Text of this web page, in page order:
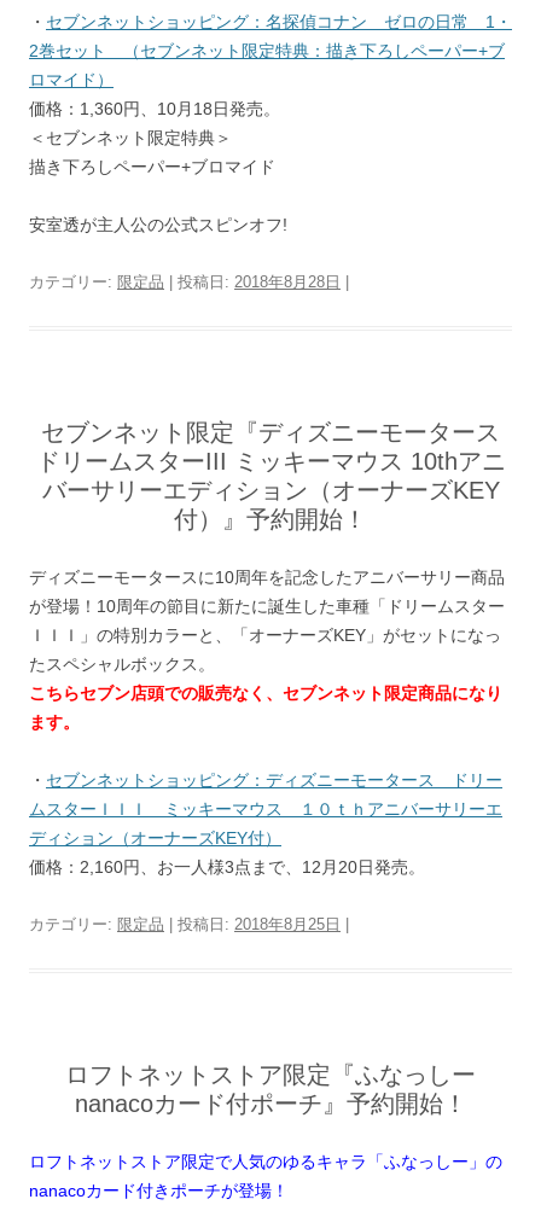
・ セブンネットショッピング：名探偵コナン ゼロの日常 1・
2巻セット （セブンネット限定特典：描き下ろしペーパー+ブ
ロマイド）
価格：1,360円、10月18日発売。
＜セブンネット限定特典＞
描き下ろしペーパー+ブロマイド
安室透が主人公の公式スピンオフ!
カテゴリー: 限定品 | 投稿日: 2018年8月28日
セブンネット限定『ディズニーモータース
ドリームスターIII ミッキーマウス 10thアニ
バーサリーエディション（オーナーズKEY
付）』予約開始！
ディズニーモータースに10周年を記念したアニバーサリー商品
が登場！10周年の節目に新たに誕生した車種「ドリームスター
ＩＩＩ」の特別カラーと、「オーナーズKEY」がセットになっ
たスペシャルボックス。
こちらセブン店頭での販売なく、セブンネット限定商品になり
ます。
・ セブンネットショッピング：ディズニーモータース ドリー
ムスターＩＩＩ ミッキーマウス １０ｔｈアニバーサリーエ
ディション（オーナーズKEY付）
価格：2,160円、お一人様3点まで、12月20日発売。
カテゴリー: 限定品 | 投稿日: 2018年8月25日
ロフトネットストア限定『ふなっしー
nanacoカード付ポーチ』予約開始！
ロフトネットストア限定で人気のゆるキャラ「ふなっしー」の
nanacoカード付きポーチが登場！